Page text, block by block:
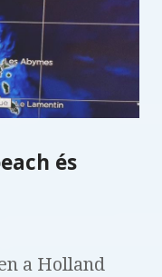
és
a Holland